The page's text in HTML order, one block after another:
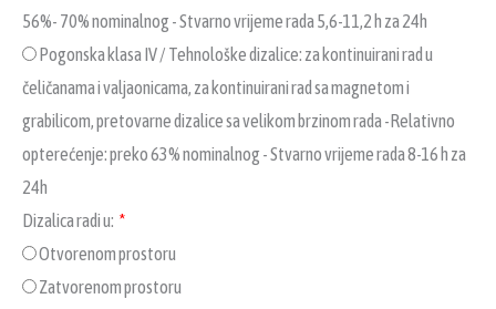
56%- 70% nominalnog - Stvarno vrijeme rada 5,6-11,2 h za 24h
Pogonska klasa IV / Tehnološke dizalice: za kontinuirani rad u
čeličanama i valjaonicama, za kontinuirani rad sa magnetom i
grabilicom, pretovarne dizalice sa velikom brzinom rada -Relativno
opterećenje: preko 63% nominalnog - Stvarno vrijeme rada 8-16 h za
24h
Dizalica radi u:
Otvorenom prostoru
Zatvorenom prostoru